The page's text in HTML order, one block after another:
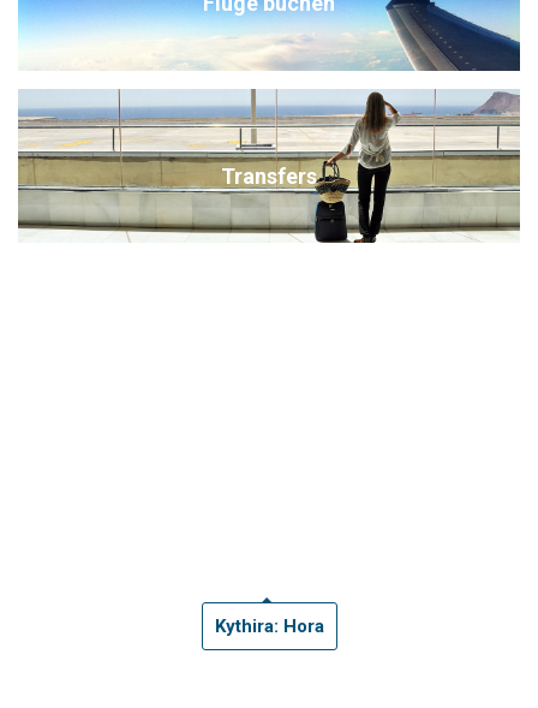
Transfers
Kythira: Hora